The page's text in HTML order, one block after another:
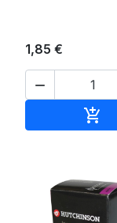
1,85 €

